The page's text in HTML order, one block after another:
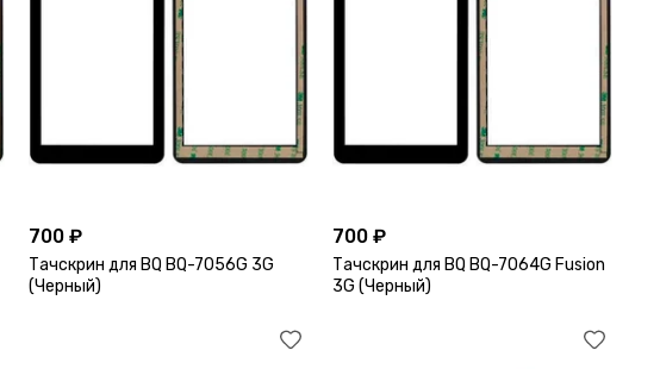
700 ₽
Тачскрин для BQ BQ-7056G 3G
(Черный)
700 ₽
Тачскрин для BQ BQ-7064G Fusion
3G (Черный)